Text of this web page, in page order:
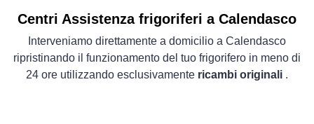
Centri Assistenza frigoriferi a Calendasco
Interveniamo direttamente a domicilio a Calendasco
ripristinando il funzionamento del tuo frigorifero in meno di
24 ore utilizzando esclusivamente ricambi originali .